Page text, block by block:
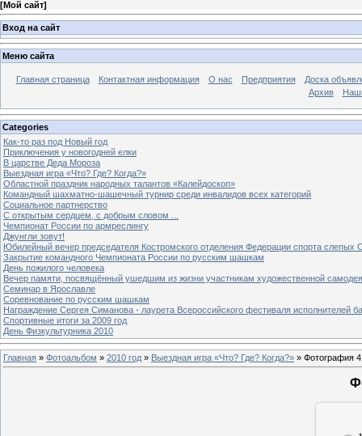
[Мой сайт]
Вход на сайт
Меню сайта
Главная страница Контактная информация О нас Предприятия
Доска
Архив
Categories
Как-то раз под Новый год
Приключения у новогодней елки
В царстве Деда Мороза
Выездная игра «Что? Где? Когда?»
Областной праздник народных талантов «Калейдоскоп»
Командный шахматно-шашечный турнир среди инвалидов всех категорий
Социальное партнерство
С открытым сердцем, с добрым словом ...
Чемпионат России по армреслингу
Джунгли зовут!
Юбилейный вечер председателя Костромского отделения Федерации спорта слепых
Закрытие командного Чемпионата России по русским шашкам
День пожилого человека
Вечер памяти, посвящённый ушедшим из жизни участникам художественной
Семинар в Ярославле
Соревнование по русским шашкам
Награждение Сергея Симанова - лаурета Всероссийского фестиваля исполнителей
Спортивные итоги за 2009 год
День Физкультурника 2010
Главная » Фотоальбом » 2010 год » Выездная игра «Что? Где? Когда?» » Фотография 4